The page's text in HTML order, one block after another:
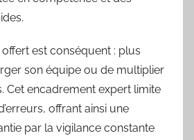
est conséquent : plus
son équipe ou de multiplier
Cet encadrement expert limite
offrant ainsi une
par la vigilance constante